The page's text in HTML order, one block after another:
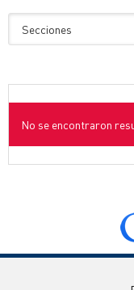
No se encontraron